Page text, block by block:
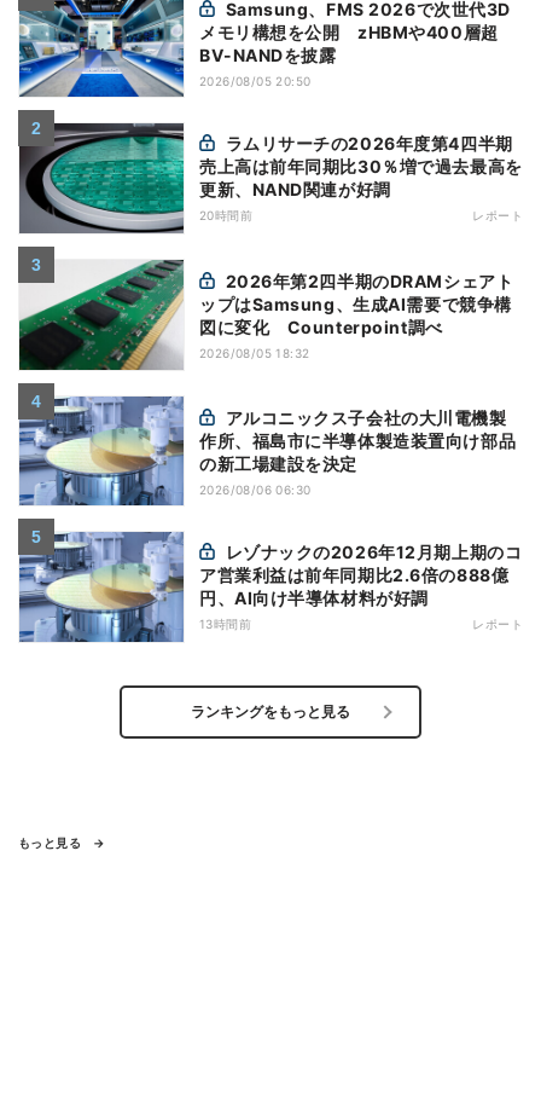
メモリ構想を公開 zHBMや400層超
BV-NANDを披露
2026/08/05 20:50
売上高は前年同期比30％増で過去最高を
更新、NAND関連が好調
20時間前 レポート
ップはSamsung、生成AI需要で競争構
図に変化 Counterpoint調べ
2026/08/05 18:32
作所、福島市に半導体製造装置向け部品
の新工場建設を決定
2026/08/06 06:30
ア営業利益は前年同期比2.6倍の888億
円、AI向け半導体材料が好調
13時間前 レポート
ランキングをもっと見る
もっと見る